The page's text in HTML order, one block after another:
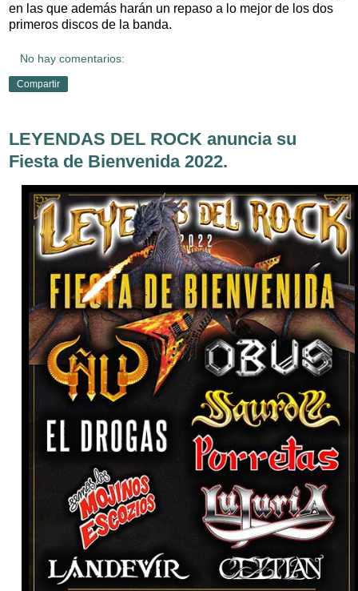
en las que además harán un repaso a lo mejor de los dos
primeros discos de la banda.
No hay comentarios:
Compartir
LEYENDAS DEL ROCK anuncia su
Fiesta de Bienvenida 2022.